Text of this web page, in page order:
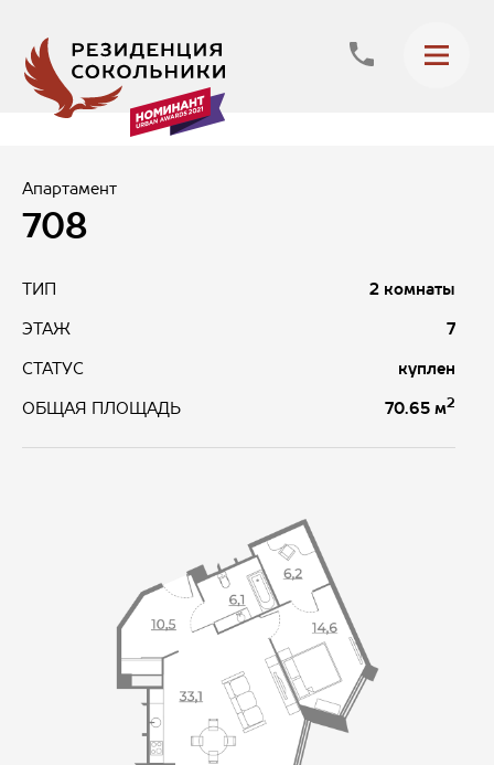
Апартамент
708
ТИП 2 комнаты
ЭТАЖ 7
СТАТУС куплен
ОБЩАЯ ПЛОЩАДЬ 70.65 м2